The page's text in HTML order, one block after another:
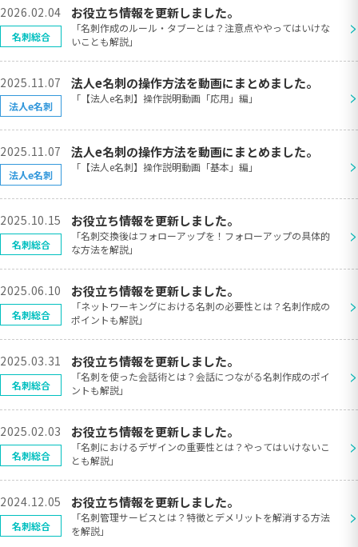
2026.02.04 お役立ち情報を更新しました。
「名刺作成のルール・タブーとは？注意点ややってはいけな
いことも解説」
>
名刺総合
2025.11.07 法人e名刺の操作方法を動画にまとめました。
「【法人e名刺】操作説明動画「応用」編」 >
法人e名刺
2025.11.07 法人e名刺の操作方法を動画にまとめました。
「【法人e名刺】操作説明動画「基本」編」 >
法人e名刺
2025.10.15 お役立ち情報を更新しました。
「名刺交換後はフォローアップを！フォローアップの具体的
な方法を解説」
>
名刺総合
2025.06.10 お役立ち情報を更新しました。
「ネットワーキングにおける名刺の必要性とは？名刺作成の
ポイントも解説」
>
名刺総合
2025.03.31 お役立ち情報を更新しました。
「名刺を使った会話術とは？会話につながる名刺作成のポイ
ントも解説」
>
名刺総合
2025.02.03 お役立ち情報を更新しました。
「名刺におけるデザインの重要性とは？やってはいけないこ
とも解説」
>
名刺総合
2024.12.05 お役立ち情報を更新しました。
「名刺管理サービスとは？特徴とデメリットを解消する方法
を解説」
>
名刺総合